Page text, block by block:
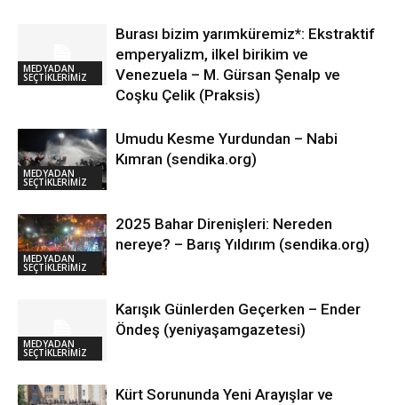
MEDYADAN
SEÇTİKLERİMİZ
Burası bizim yarımküremiz*: Ekstraktif
emperyalizm, ilkel birikim ve
Venezuela – M. Gürsan Şenalp ve
Coşku Çelik (Praksis)
MEDYADAN
SEÇTİKLERİMİZ
Umudu Kesme Yurdundan – Nabi
Kımran (sendika.org)
MEDYADAN
SEÇTİKLERİMİZ
2025 Bahar Direnişleri: Nereden
nereye? – Barış Yıldırım (sendika.org)
MEDYADAN
SEÇTİKLERİMİZ
Karışık Günlerden Geçerken – Ender
Öndeş (yeniyaşamgazetesi)
Kürt Sorununda Yeni Arayışlar ve